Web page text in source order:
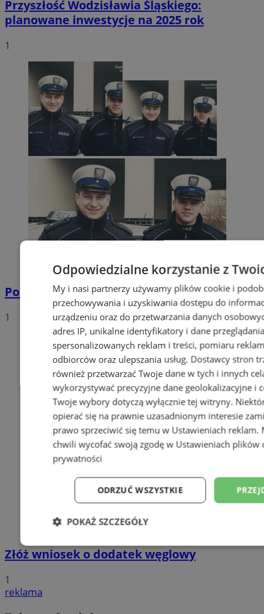
Przyszłość Wodzisławia Śląskiego:
planowane inwestycje na 2025 rok
1
Policyjna eskorta na porodówkę
1
Złóż wniosek o dodatek węglowy
1
reklama
Odpowiedzialne korzystanie z
My i nasi partnerzy używamy plików cookie i
przechowywania i uzyskiwania dostępu do
urządzeniu oraz do przetwarzania danych
adres IP, unikalne identyfikatory i dane
spersonalizowanych reklam i treści, pomiaru
odbiorców oraz ulepszania usług. Dostawcy stron
również przetwarzać Twoje dane w tych i innych
wykorzystywać precyzyjne dane geolokalizacyjne i
Twoje wybory dotyczą wyłącznie tej witryny.
opierać się na prawnie uzasadnionym interesie
prawo sprzeciwić się temu w Ustawieniach reklam.
chwili wycofać swoją zgodę w Ustawieniach plików
prywatności
ODRZUĆ WSZYSTKIE
POKAŻ SZCZEGÓŁY
Niezbędne Wydajność